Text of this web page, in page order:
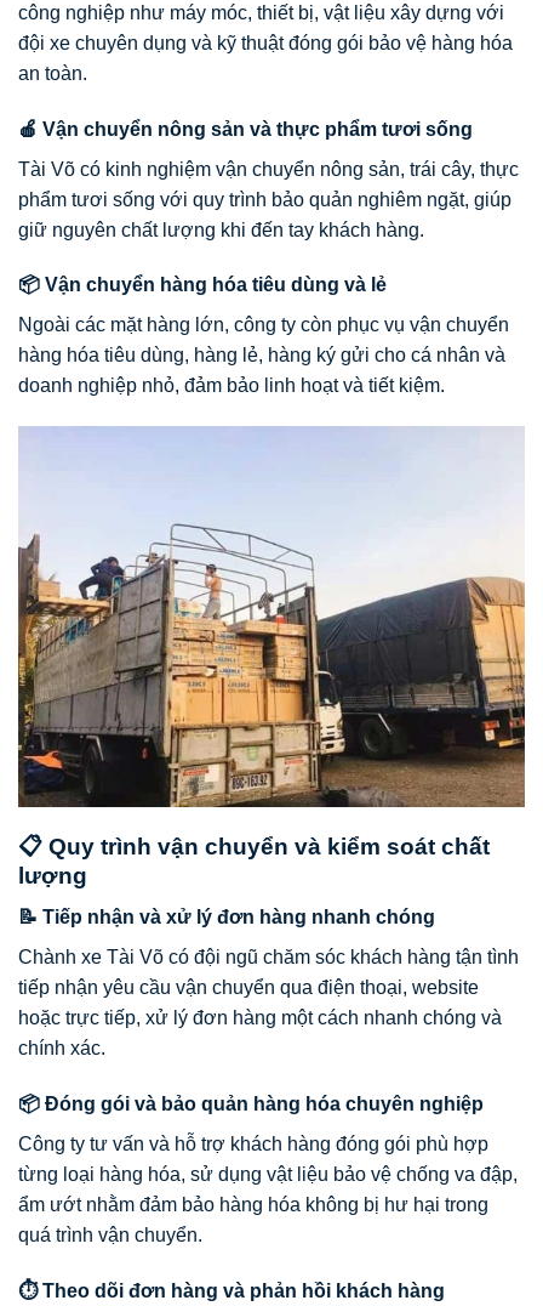
công nghiệp như máy móc, thiết bị, vật liệu xây dựng với
đội xe chuyên dụng và kỹ thuật đóng gói bảo vệ hàng hóa
an toàn.
🍎 Vận chuyển nông sản và thực phẩm tươi sống
Tài Võ có kinh nghiệm vận chuyển nông sản, trái cây, thực
phẩm tươi sống với quy trình bảo quản nghiêm ngặt, giúp
giữ nguyên chất lượng khi đến tay khách hàng.
📦 Vận chuyển hàng hóa tiêu dùng và lẻ
Ngoài các mặt hàng lớn, công ty còn phục vụ vận chuyển
hàng hóa tiêu dùng, hàng lẻ, hàng ký gửi cho cá nhân và
doanh nghiệp nhỏ, đảm bảo linh hoạt và tiết kiệm.
📋 Quy trình vận chuyển và kiểm soát chất
lượng
📝 Tiếp nhận và xử lý đơn hàng nhanh chóng
Chành xe Tài Võ có đội ngũ chăm sóc khách hàng tận tình
tiếp nhận yêu cầu vận chuyển qua điện thoại, website
hoặc trực tiếp, xử lý đơn hàng một cách nhanh chóng và
chính xác.
📦 Đóng gói và bảo quản hàng hóa chuyên nghiệp
Công ty tư vấn và hỗ trợ khách hàng đóng gói phù hợp
từng loại hàng hóa, sử dụng vật liệu bảo vệ chống va đập,
ẩm ướt nhằm đảm bảo hàng hóa không bị hư hại trong
quá trình vận chuyển.
⏱️ Theo dõi đơn hàng và phản hồi khách hàng